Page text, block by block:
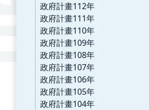
政府計畫112年
政府計畫111年
政府計畫110年
政府計畫109年
政府計畫108年
政府計畫107年
政府計畫106年
政府計畫105年
政府計畫104年